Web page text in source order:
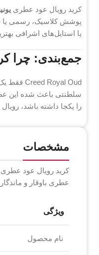
کرید رویال عود عطری
پوشش کلاسیک، رسمی یا
یا استایل‌های اشرافی
جمع‌بندی: چرا
Creed Royal Oud فقط یک عطر نیست؛
سلطنتی باعث شده این
را یکجا داشته باشد،
مشخصات
کرید رویال عود
عطری باوقار و
ویژگی
نام محصول